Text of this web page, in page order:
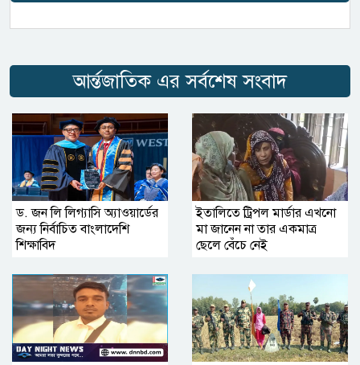
আর্ন্তজাতিক এর সর্বশেষ সংবাদ
ড. জন লি লিগ্যাসি অ্যাওয়ার্ডের
জন্য নির্বাচিত বাংলাদেশি
শিক্ষাবিদ
ইতালিতে ট্রিপল মার্ডার এখনো
মা জানেন না তার একমাত্র
ছেলে বেঁচে নেই